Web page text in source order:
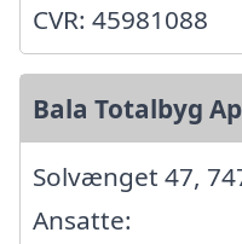
CVR: 45981088
Bala Totalbyg
Solvænget 47,
Ansatte: